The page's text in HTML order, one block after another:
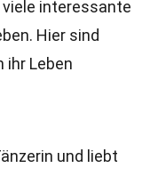
viele interessante
Hier sind
ihr Leben
und liebt